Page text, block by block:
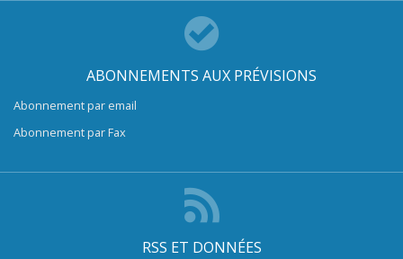
ABONNEMENTS AUX PRÉVISIONS
Abonnement par email
Abonnement par Fax
RSS ET DONNÉES